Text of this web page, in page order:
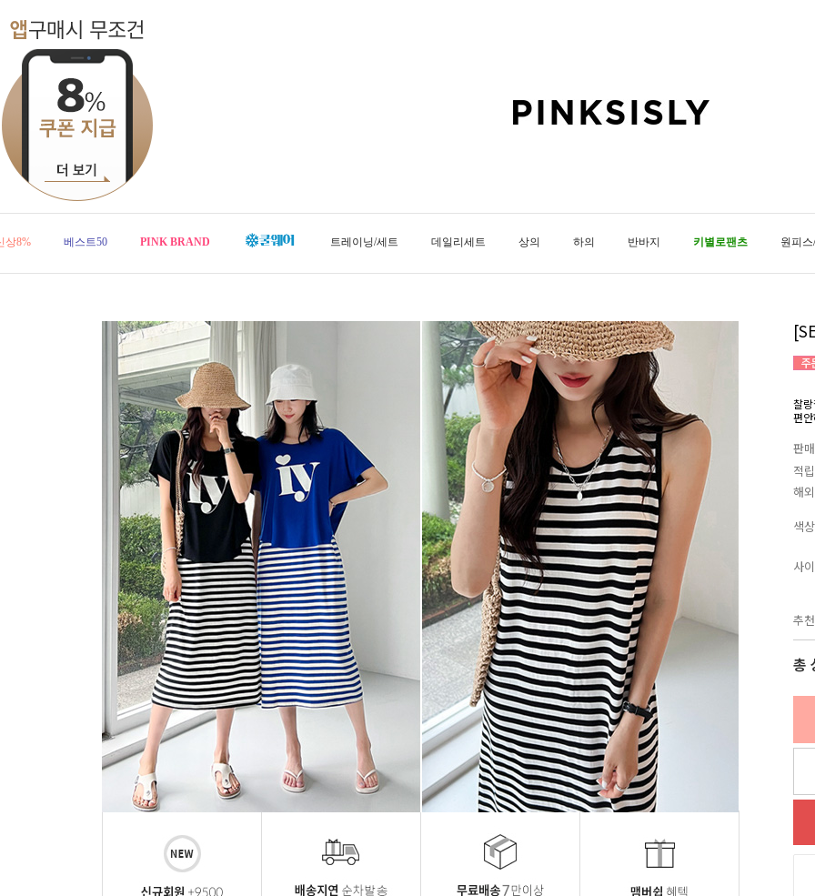
상8% 베스트50 PINK BRAND 트레이닝/세트 데일리세트 상의 하의 반바지 키별로팬츠 원피
찰
편
판
적
해
색상
사
추
총